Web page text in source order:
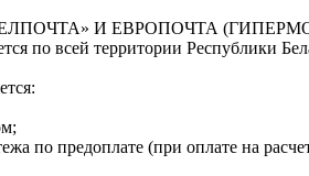
И ЕВРОПОЧТА
по всей территории Республики
по предоплате (при оплате на